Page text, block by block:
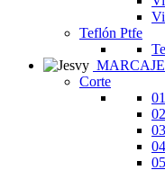
Teflón Ptfe
Corte